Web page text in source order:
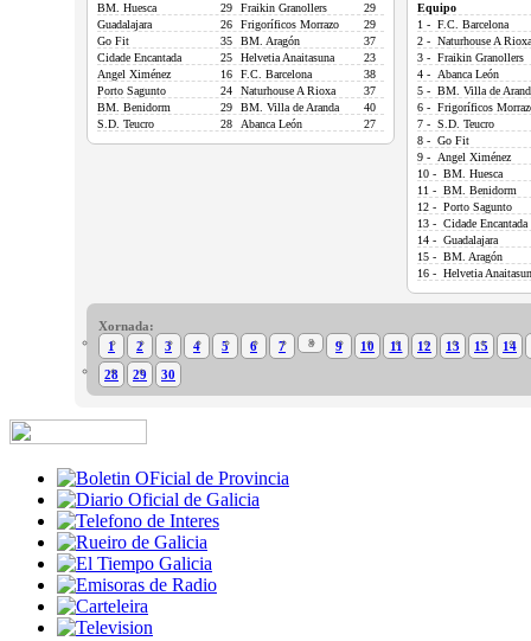
BM. Huesca 29 Fraikin Granollers
29
Guadalajara
26 Frigoríficos Morrazo
29
Go Fit
35 BM. Aragón
37
Cidade Encantada
25 Helvetia Anaitasuna
23
Angel Ximénez
16 F.C. Barcelona
38
Porto Sagunto
24 Naturhouse A Rioxa
37
BM. Benidorm
29 BM. Villa de Aranda
40
S.D. Teucro
28 Abanca León 27
Equipo
1 - F.C. Barcelona
2 - Naturhouse A Rioxa
3 - Fraikin Granollers
4 - Abanca León
5 - BM. Villa de
6 - Frigoríficos
7 - S.D. Teucro
8 - Go Fit
9 - Angel Ximénez
10 - BM. Huesca
11 - BM. Benidorm
12 - Porto Sagunto
13 - Cidade Encantada
14 - Guadalajara
15 - BM. Aragón
16 - Helvetia
Xornada:
1
2 3 4 5 6 7 8 9 10 11 12 13 15
14
28
29 30